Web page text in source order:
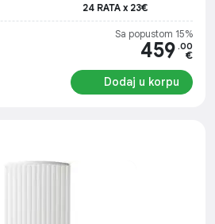
24 RATA x 23€
Sa popustom 15%
459 .00
€
Dodaj u korpu